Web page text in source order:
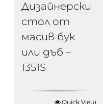
Дизайнерски
стол от
масив бук
или дъб –
1351S
Quick View